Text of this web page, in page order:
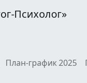
Психолог»
План-график 2025